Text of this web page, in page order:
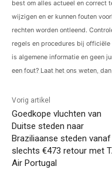
best om alles actueel en correct
wijzigen en er kunnen fouten
rechten worden ontleend.
regels en procedures bij
is algemene informatie en geen
een fout? Laat het ons weten,
Vorig artikel
Goedkope vluchten van
Duitse steden naar
Braziliaanse steden vanaf
slechts €473 retour met
Air Portugal